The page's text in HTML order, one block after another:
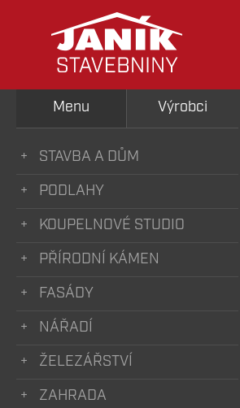
Menu Výrobci
STAVBA A DŮM
PODLAHY
KOUPELNOVÉ STUDIO
PŘÍRODNÍ KÁMEN
FASÁDY
NÁŘADÍ
ŽELEZÁŘSTVÍ
ZAHRADA